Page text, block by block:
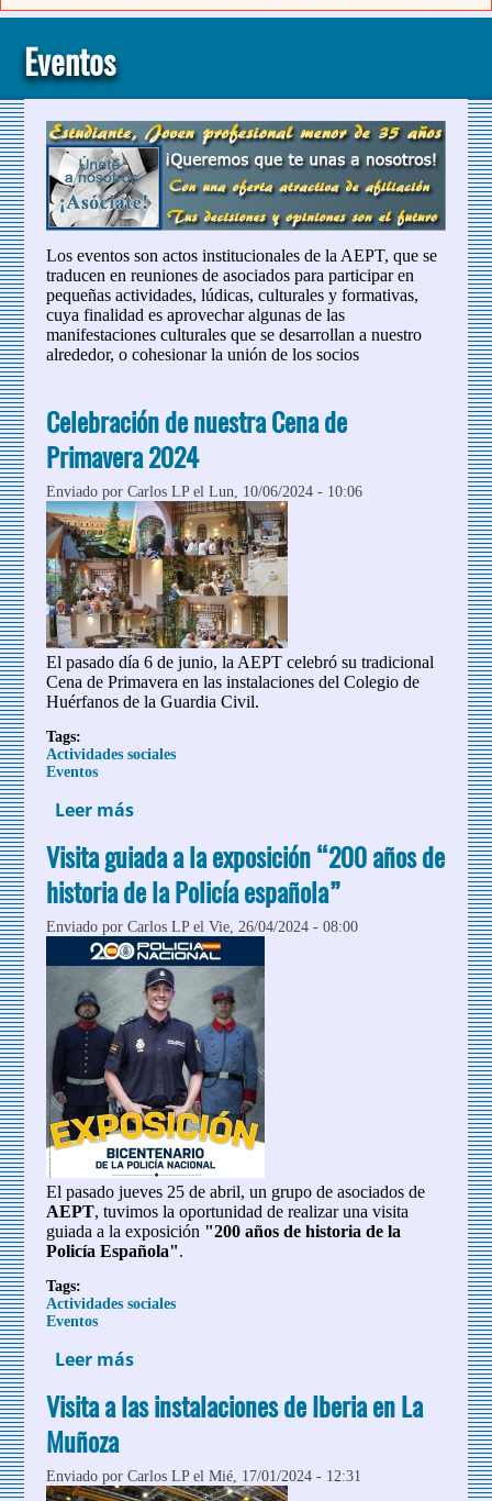
Eventos
Los eventos son actos institucionales de la AEPT, que se
traducen en reuniones de asociados para participar en
pequeñas actividades, lúdicas, culturales y formativas,
cuya finalidad es aprovechar algunas de las
manifestaciones culturales que se desarrollan a nuestro
alrededor, o cohesionar la unión de los socios
Celebración de nuestra Cena de
Primavera 2024
Enviado porCarlos LPel Lun, 10/06/2024 - 10:06
El pasado día 6 de junio, la AEPT celebró su tradicional
Cena de Primavera en las instalaciones del Colegio de
Huérfanos de la Guardia Civil.
Tags:
Actividades sociales
Eventos
Leer más
Visita guiada a la exposición “200 años de
historia de la Policía española”
Enviado porCarlos LPel Vie, 26/04/2024 - 08:00
El pasado jueves 25 de abril, un grupo de asociados de
AEPT, tuvimos la oportunidad de realizar una visita
guiada a la exposición "200 años de historia de la
Policía Española".
Tags:
Actividades sociales
Eventos
Leer más sobre Visita guiada a la exposición “200
años de historia de la Policía española”
Visita a las instalaciones de Iberia en La
Muñoza
Enviado porCarlos LPel Mié, 17/01/2024 - 12:31